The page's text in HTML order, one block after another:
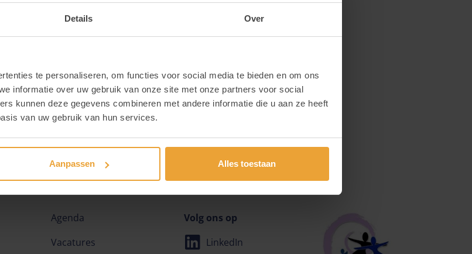
Details Over
te personaliseren, om functies voor social media te bieden en om ons
informatie over uw gebruik van onze site met onze partners voor social
kunnen deze gegevens combineren met andere informatie die u aan ze heeft
van uw gebruik van hun services.
Aanpassen Alles toestaan
vorm kan krijgen binnen de eigen organisatie en op beleidsniveau.
bij Hilde Seys,Veerle Stulens of Crosslink.
LinkedIn
Volg ons op
Agenda
Vacatures